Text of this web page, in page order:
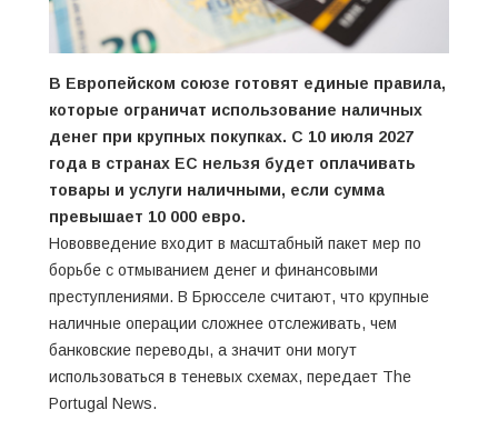
В Европейском союзе готовят единые правила,
которые ограничат использование наличных
денег при крупных покупках. С 10 июля 2027
года в странах ЕС нельзя будет оплачивать
товары и услуги наличными, если сумма
превышает 10 000 евро.
Нововведение входит в масштабный пакет мер по
борьбе с отмыванием денег и финансовыми
преступлениями. В Брюсселе считают, что крупные
наличные операции сложнее отслеживать, чем
банковские переводы, а значит они могут
использоваться в теневых схемах, передает The
Portugal News.